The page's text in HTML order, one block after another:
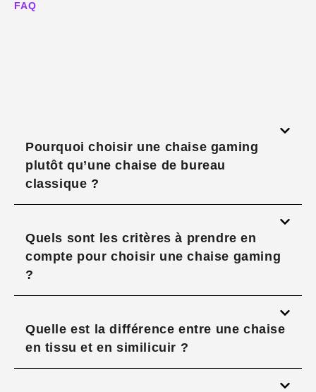
FAQ
Pourquoi choisir une chaise gaming
plutôt qu’une chaise de bureau
classique ?
Quels sont les critères à prendre en
compte pour choisir une chaise gaming
?
Quelle est la différence entre une chaise
en tissu et en similicuir ?